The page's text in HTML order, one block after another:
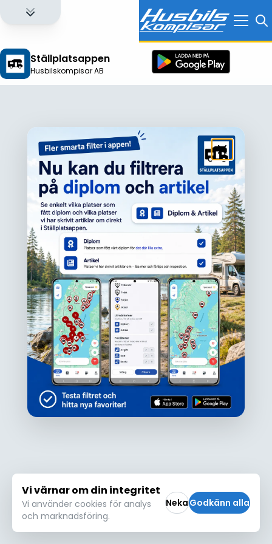
Ställplatsappen
Husbilskompisar AB
Ojdå!
Den här platsen hittades inte eller kunde
inte läsas in korrekt. Vänligen försök igen
Försök igen
Logga in för att få full tillgång till alla funktioner!
Vi värnar om din integritet
Vi använder cookies för analys
och marknadsföring.
NekaGodkänn alla